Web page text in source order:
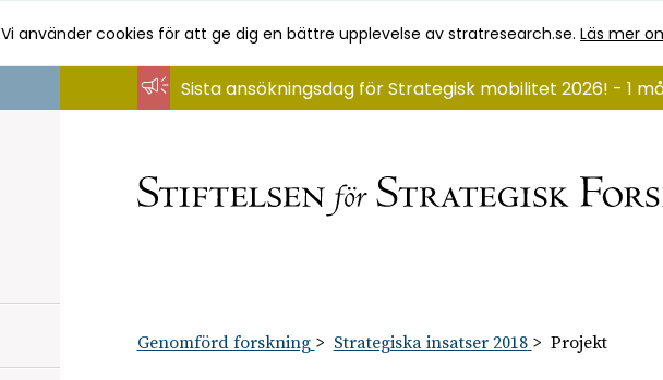
Vi använder cookies för att ge dig en bättre upplevelse av stratresearch.se.Läs mer
Sista ansökningsdag för Strategisk mobilitet 2026! - 1
Genomförd forskning Strategiska insatser 2018 Projekt